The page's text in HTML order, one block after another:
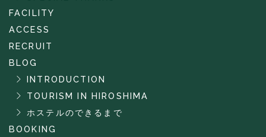
FACILITY
ACCESS
RECRUIT
BLOG
INTRODUCTION
TOURISM IN HIROSHIMA
ホステルのできるまで
BOOKING